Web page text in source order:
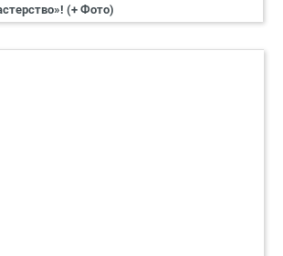
(+ Фото)